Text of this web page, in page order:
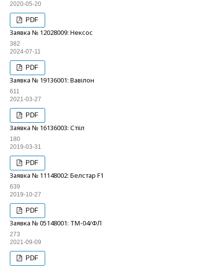
2020-05-20
PDF
Заявка № 12028009: Нексос
382
2024-07-11
PDF
Заявка № 19136001: Вавілон
611
2021-03-27
PDF
Заявка № 16136003: Стііл
180
2019-03-31
PDF
Заявка № 11148002: Белстар F1
639
2019-10-27
PDF
Заявка № 05148001: ТМ-04/ФЛ
273
2021-09-09
PDF